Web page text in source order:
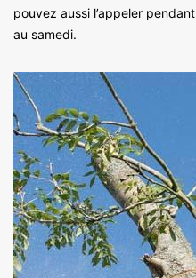
pouvez aussi l’appeler
au samedi.